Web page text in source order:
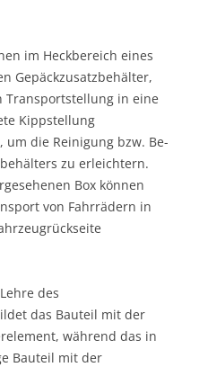
im Heckbereich eines
Gepäckzusatzbehälter,
in eine
Kippstellung
die Reinigung bzw. Be-
zu erleichtern.
Box können
von Fahrrädern in
des
das Bauteil mit der
während das in
Bauteil mit der